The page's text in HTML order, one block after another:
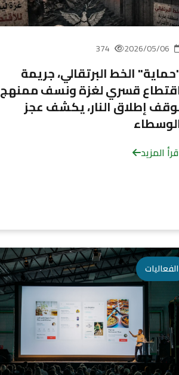
الخط البرتقالي، جريمة
قسري لغزة ونسف ممنهج
إطلاق النار، يكشف عجز
المزيد
الفعاليات